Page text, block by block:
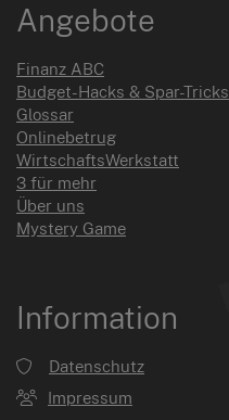
Angebote
Finanz ABC
Budget-Hacks & Spar-Tricks
Glossar
Onlinebetrug
WirtschaftsWerkstatt
3 für mehr
Über uns
Mystery Game
Information
Datenschutz
Impressum